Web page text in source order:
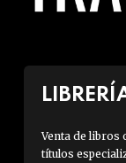
Venta de libros
títulos